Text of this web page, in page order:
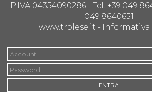
P.IVA 04354090286 - Tel. +39 049
049 8640651
www.trolese.it - Informativa
ENTRA